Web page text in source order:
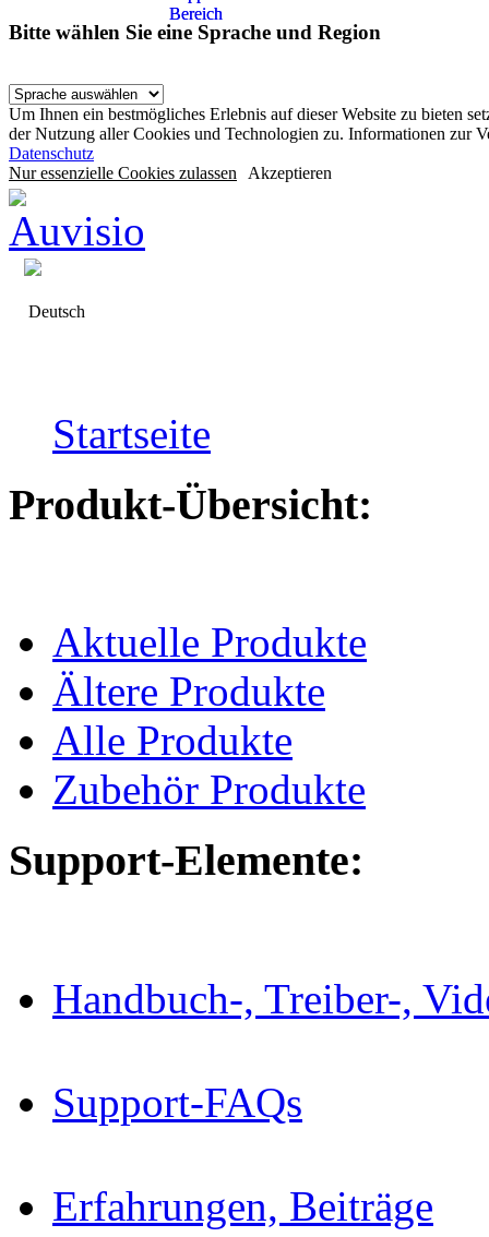
Bitte wählen Sie eine Sprache und Region
Um Ihnen ein bestmögliches Erlebnis auf dieser Website zu bieten
der Nutzung aller Cookies und Technologien zu. Informationen zur
Datenschutz
Nur essenzielle Cookies zulassen Akzeptieren
Deutsch
Startseite
Produkt-Übersicht:
Aktuelle Produkte
Ältere Produkte
Alle Produkte
Zubehör Produkte
Support-Elemente:
Handbuch-, Treiber-,
Support-FAQs
Erfahrungen, Beiträge
Bereich
Bereich